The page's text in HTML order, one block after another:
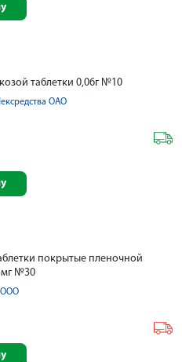
таблетки 0,06г №10
ОАО
покрытые пленочной
№30
ООО